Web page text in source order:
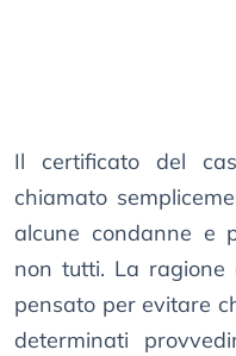
Il certificato del
chiamato
alcune condanne e
non tutti. La ragione
pensato per evitare
determinati